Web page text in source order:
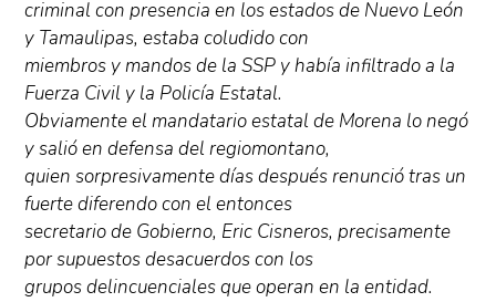
criminal con presencia en los estados de Nuevo León
y Tamaulipas, estaba coludido con
miembros y mandos de la SSP y había infiltrado a la
Fuerza Civil y la Policía Estatal.
Obviamente el mandatario estatal de Morena lo negó
y salió en defensa del regiomontano,
quien sorpresivamente días después renunció tras un
fuerte diferendo con el entonces
secretario de Gobierno, Eric Cisneros, precisamente
por supuestos desacuerdos con los
grupos delincuenciales que operan en la entidad.